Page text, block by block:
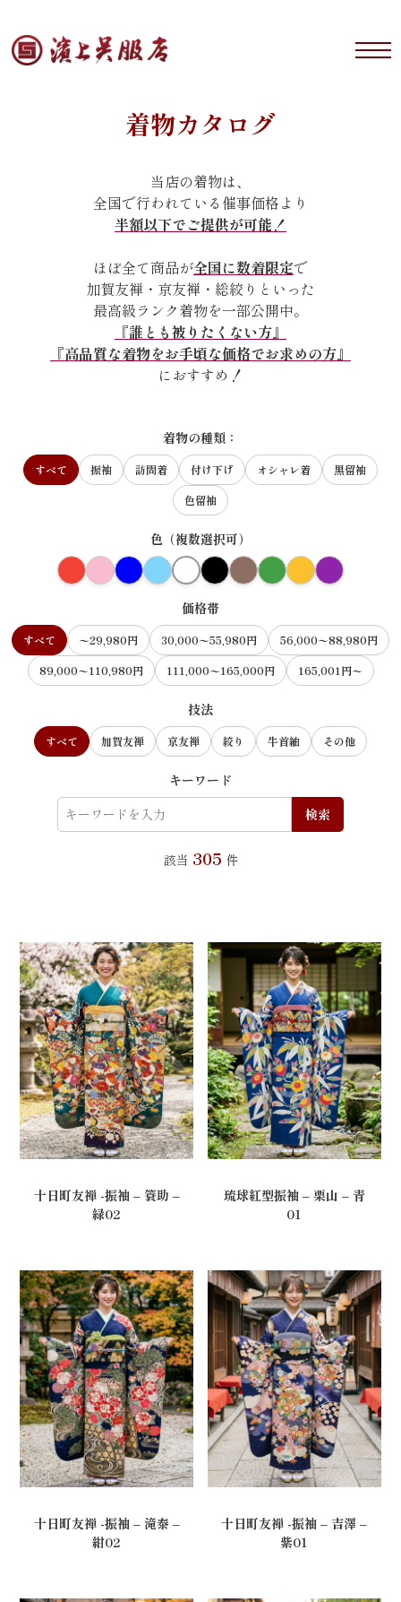
着物カタログ
当店の着物は、
全国で行われている催事価格より
半額以下でご提供が可能！
ほぼ全て商品が全国に数着限定で
加賀友禅・京友禅・総絞りといった
最高級ランク着物を一部公開中。
『誰とも被りたくない方』
『高品質な着物をお手頃な価格でお求めの方』
におすすめ！
着物の種類：
すべて 振袖 訪問着 付け下げ オシャレ着
黒留袖
色留袖
色（複数選択可）
価格帯
すべて 〜29,980円 30,000〜55,980円
56,000〜88,980円
89,000〜110,980円
111,000〜165,000円 165,001円〜
技法
すべて 加賀友禅 京友禅 絞り 牛首紬 その他
キーワード
検索
該当 305 件
十日町友禅 -振袖 – 簑助 –
緑02
琉球紅型振袖 – 栗山 – 青
01
十日町友禅 -振袖 – 滝泰 –
紺02
十日町友禅 -振袖 – 吉澤 –
紫01